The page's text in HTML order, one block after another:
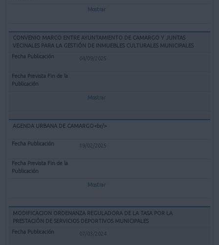
Mostrar
CONVENIO MARCO ENTRE AYUNTAMIENTO DE CAMARGO Y JUNTAS
VECINALES PARA LA GESTIÓN DE INMUEBLES CULTURALES MUNICIPALES
04/09/2025
Mostrar
AGENDA URBANA DE CAMARGO<br/>
19/02/2025
Mostrar
MODIFICACION ORDENANZA REGULADORA DE LA TASA POR LA
PRESTACIÓN DE SERVICIOS DEPORTIVOS MUNICIPALES
07/03/2024